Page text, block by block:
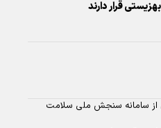
از سامانه سنجش ملی سلامت
نقص داریم
با واقعیت محرومیت استان